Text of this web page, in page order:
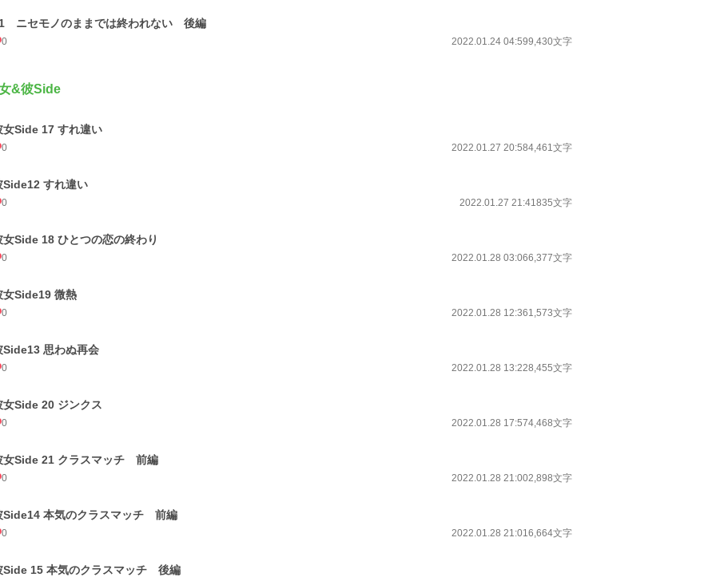
ニセモノのままでは終われない 後編
0 2022.01.24 04:599,430文字
&彼Side
女Side 17 すれ違い
0 2022.01.27 20:584,461文字
Side12 すれ違い
0 2022.01.27 21:41835文字
女Side 18 ひとつの恋の終わり
0 2022.01.28 03:066,377文字
女Side19 微熱
0 2022.01.28 12:361,573文字
Side13 思わぬ再会
0 2022.01.28 13:228,455文字
女Side 20 ジンクス
0 2022.01.28 17:574,468文字
女Side 21 クラスマッチ 前編
0 2022.01.28 21:002,898文字
Side14 本気のクラスマッチ 前編
0 2022.01.28 21:016,664文字
Side 15 本気のクラスマッチ 後編